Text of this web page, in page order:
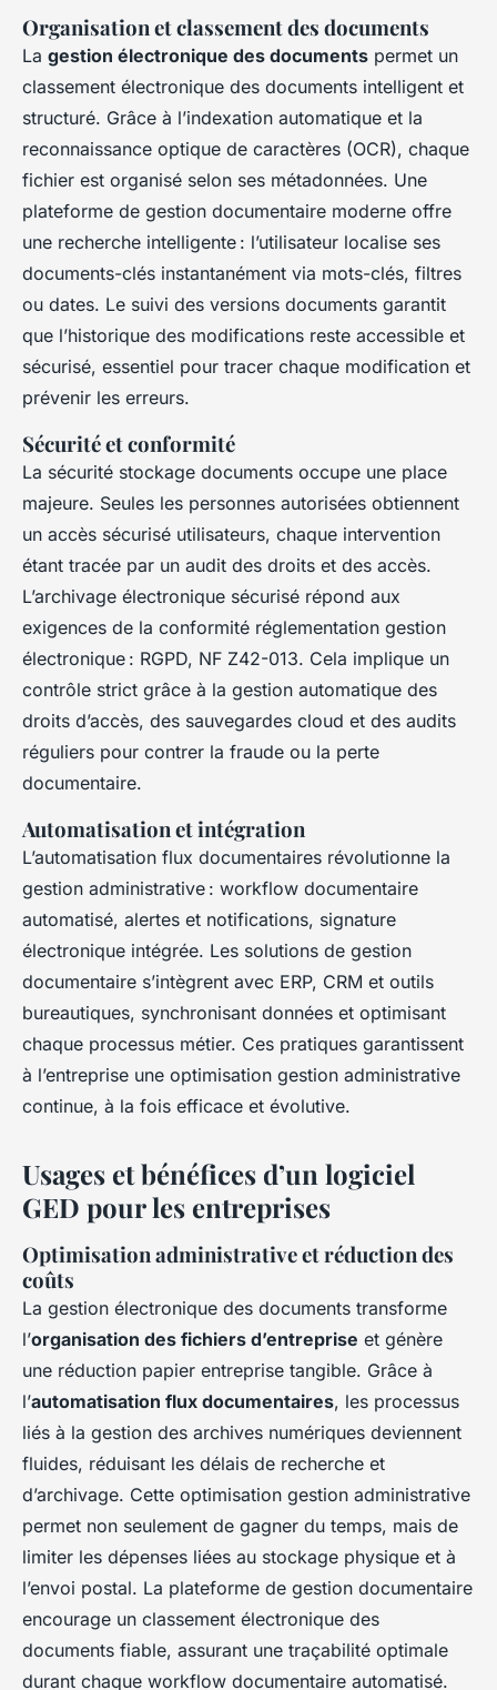
Organisation et classement des documents
La gestion électronique des documents permet un
classement électronique des documents intelligent et
structuré. Grâce à l’indexation automatique et la
reconnaissance optique de caractères (OCR), chaque
fichier est organisé selon ses métadonnées. Une
plateforme de gestion documentaire moderne offre
une recherche intelligente : l’utilisateur localise ses
documents-clés instantanément via mots-clés, filtres
ou dates. Le suivi des versions documents garantit
que l’historique des modifications reste accessible et
sécurisé, essentiel pour tracer chaque modification et
prévenir les erreurs.
Sécurité et conformité
La sécurité stockage documents occupe une place
majeure. Seules les personnes autorisées obtiennent
un accès sécurisé utilisateurs, chaque intervention
étant tracée par un audit des droits et des accès.
L’archivage électronique sécurisé répond aux
exigences de la conformité réglementation gestion
électronique : RGPD, NF Z42-013. Cela implique un
contrôle strict grâce à la gestion automatique des
droits d’accès, des sauvegardes cloud et des audits
réguliers pour contrer la fraude ou la perte
documentaire.
Automatisation et intégration
L’automatisation flux documentaires révolutionne la
gestion administrative : workflow documentaire
automatisé, alertes et notifications, signature
électronique intégrée. Les solutions de gestion
documentaire s’intègrent avec ERP, CRM et outils
bureautiques, synchronisant données et optimisant
chaque processus métier. Ces pratiques garantissent
à l’entreprise une optimisation gestion administrative
continue, à la fois efficace et évolutive.
Usages et bénéfices d’un logiciel
GED pour les entreprises
Optimisation administrative et réduction des
coûts
La gestion électronique des documents transforme
l’organisation des fichiers d’entreprise et génère
une réduction papier entreprise tangible. Grâce à
l’automatisation flux documentaires, les processus
liés à la gestion des archives numériques deviennent
fluides, réduisant les délais de recherche et
d’archivage. Cette optimisation gestion administrative
permet non seulement de gagner du temps, mais de
limiter les dépenses liées au stockage physique et à
l’envoi postal. La plateforme de gestion documentaire
encourage un classement électronique des
documents fiable, assurant une traçabilité optimale
durant chaque workflow documentaire automatisé.